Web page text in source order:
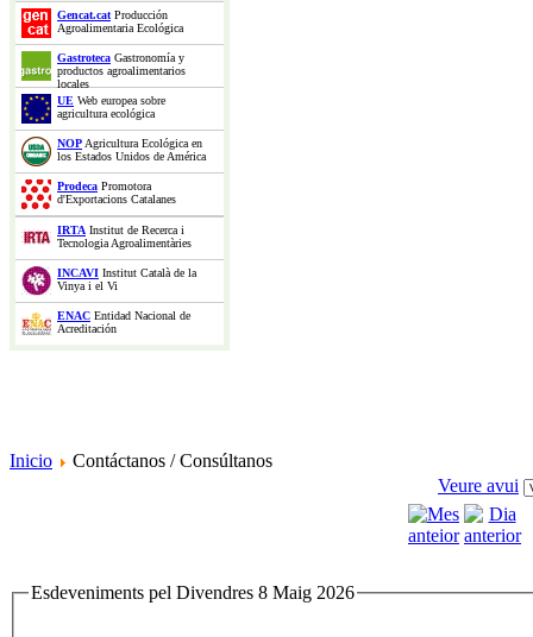
Gencat.catProducción
Agroalimentaria Ecológica
Gastroteca Gastronomía y
productos agroalimentarios
locales
UE Web europea sobre
agricultura ecológica
NOPAgricultura Ecológica en
los Estados Unidos de América
Prodeca Promotora
d'Exportacions Catalanes
IRTA Institut de Recerca i
Tecnologia Agroalimentàries
INCAVI Institut Català de la
Vinya i el Vi
ENAC Entidad Nacional de
Acreditación
Inicio
Contáctanos / Consúltanos
Veure avui
Esdeveniments pel Divendres 8 Maig 2026